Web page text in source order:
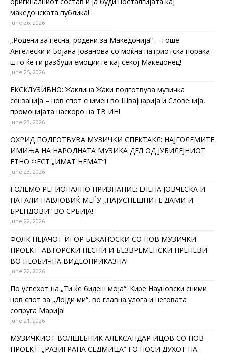
македонската публика!
June 26, 2026
„Родени за песна, родени за Македонија“ – Тоше
Ангелески и Бојана Јованова со моќна патриотска порака
што ќе ги разбуди емоциите кај секој Македонец!
June 25, 2026
ЕКСКЛУЗИВНО: Жаклина Жаки подготвува музичка
сензација – нов спот снимен во Швајцарија и Словенија,
промоцијата наскоро на ТВ ИН!
June 23, 2026
ОХРИД ПОДГОТВУВА МУЗИЧКИ СПЕКТАКЛ: НАЈГОЛЕМИТЕ
ИМИЊА НА НАРОДНАТА МУЗИКА ДЕЛ ОД ЈУБИЛЕЈНИОТ
ЕТНО ФЕСТ „ИМАТ НЕМАТ“!
June 23, 2026
ГОЛЕМО РЕГИОНАЛНО ПРИЗНАНИЕ: ЕЛЕНА ЈОВЧЕСКА И
НАТАЛИ ПАВЛОВИЌ МЕЃУ „НАЈУСПЕШНИТЕ ДАМИ И
БРЕНДОВИ“ ВО СРБИЈА!
June 22, 2026
ФОЛК ПЕЈАЧОТ ИГОР БЕЖАНОСКИ СО НОВ МУЗИЧКИ
ПРОЕКТ: АВТОРСКИ ПЕСНИ И БЕЗВРЕМЕНСКИ ПРЕПЕВИ
ВО НЕОБИЧНА ВИДЕОПРИКАЗНА!
June 22, 2026
По успехот на „Ти ќе бидеш моја“: Кире Науновски сними
нов спот за „Дојди ми“, во главна улога и неговата
сопруга Марија!
June 21, 2026
МУЗИЧКИОТ ВОЛШЕБНИК АЛЕКСАНДАР ИЦОВ СО НОВ
ПРОЕКТ: „РАЗИГРАНА СЕДМИЦА“ ГО НОСИ ДУХОТ НА